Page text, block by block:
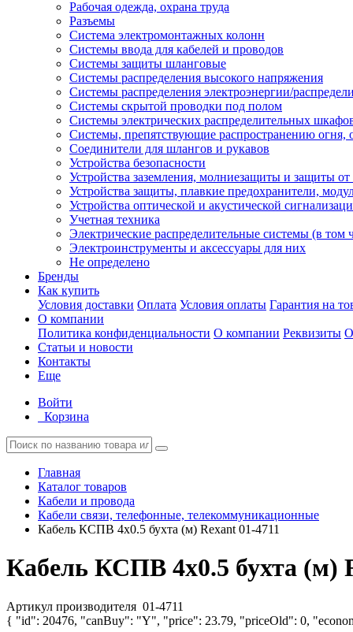
Рабочая одежда, охрана труда
Разъемы
Система электромонтажных колонн
Системы ввода для кабелей и проводов
Системы защиты шланговые
Системы распределения высокого напряжения
Системы распределения электроэнергии/
Системы скрытой проводки под полом
Системы электрических распределительных
Системы, препятствующие распространению огня,
Соединители для шлангов и рукавов
Устройства безопасности
Устройства заземления, молниезащиты и защиты
Устройства защиты, плавкие предохранители,
Устройства оптической и акустической
Учетная техника
Электрические распределительные системы (в том
Электроинструменты и аксессуары для них
Не определено
Бренды
Как купить
Условия доставки Оплата Условия оплаты Гарантия на
О компании
Политика конфиденциальности О компании Реквизиты
Статьи и новости
Контакты
Еще
Войти
Корзина
Главная
Каталог товаров
Кабели и провода
Кабели связи, телефонные, телекоммуникационные
Кабель КСПВ 4х0.5 бухта (м) Rexant 01-4711
Кабель КСПВ 4х0.5 бухта (м)
Артикул производителя 01-4711
{ "id": 20476, "canBuy": "Y", "price": 23.79, "priceOld": 0,